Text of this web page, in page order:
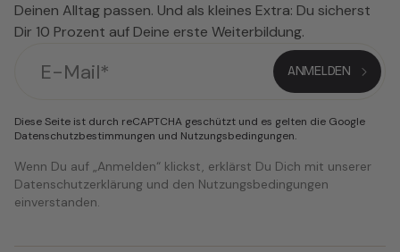
Deinen Alltag passen. Und als kleines Extra: Du sicherst
Dir 10 Prozent auf Deine erste Weiterbildung.
Diese Seite ist durch reCAPTCHA geschützt und es gelten die Google
Datenschutzbestimmungen und Nutzungsbedingungen.
Wenn Du auf „Anmelden“ klickst, erklärst Du Dich mit unserer
Datenschutzerklärung und den Nutzungsbedingungen
einverstanden.